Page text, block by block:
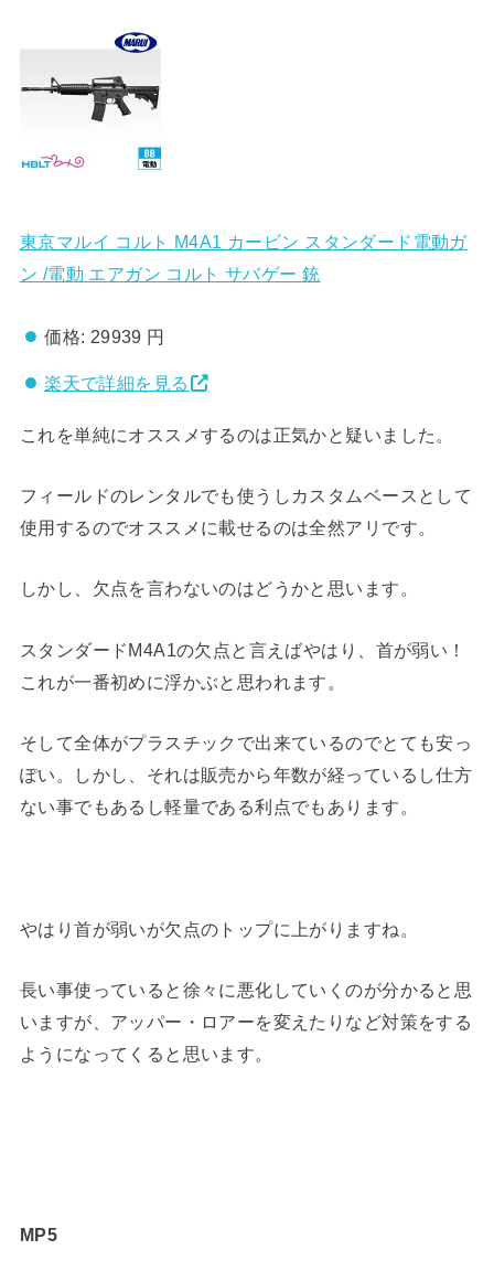
東京マルイ コルト M4A1 カービン スタンダード電動ガ
ン /電動 エアガン コルト サバゲー 銃
価格: 29939 円
楽天で詳細を見る
これを単純にオススメするのは正気かと疑いました。
フィールドのレンタルでも使うしカスタムベースとして
使用するのでオススメに載せるのは全然アリです。
しかし、欠点を言わないのはどうかと思います。
スタンダードM4A1の欠点と言えばやはり、首が弱い！
これが一番初めに浮かぶと思われます。
そして全体がプラスチックで出来ているのでとても安っ
ぽい。しかし、それは販売から年数が経っているし仕方
ない事でもあるし軽量である利点でもあります。
やはり首が弱いが欠点のトップに上がりますね。
長い事使っていると徐々に悪化していくのが分かると思
いますが、アッパー・ロアーを変えたりなど対策をする
ようになってくると思います。
MP5